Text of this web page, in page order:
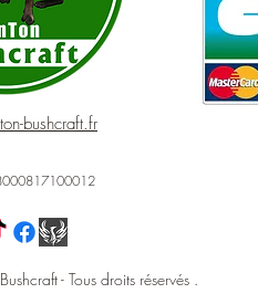
bushcraft.fr
- Tous droits réservés .